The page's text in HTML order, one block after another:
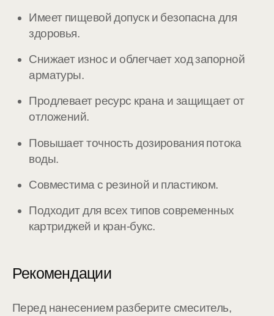
Имеет пищевой допуск и безопасна для
здоровья.
Снижает износ и облегчает ход запорной
арматуры.
Продлевает ресурс крана и защищает от
отложений.
Повышает точность дозирования потока
воды.
Совместима с резиной и пластиком.
Подходит для всех типов современных
картриджей и кран-букс.
Рекомендации
Перед нанесением разберите смеситель,